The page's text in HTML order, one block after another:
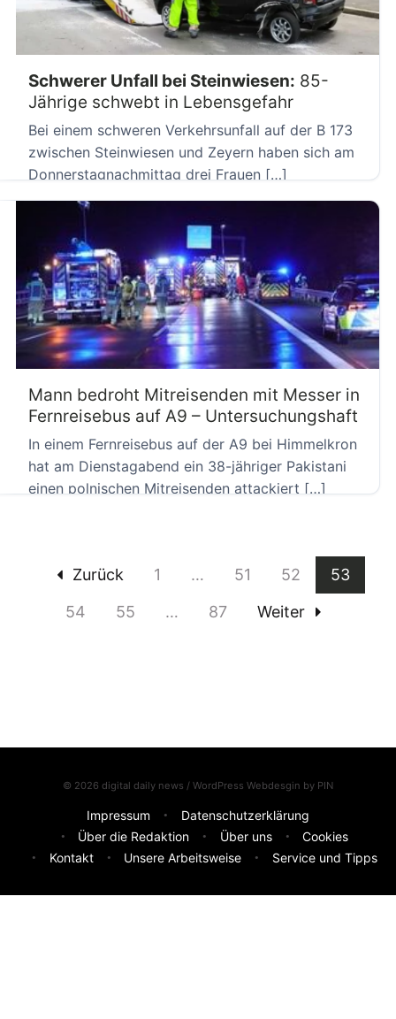
Schwerer Unfall bei Steinwiesen: 85-
Jährige schwebt in Lebensgefahr
Bei einem schweren Verkehrsunfall auf der B 173
zwischen Steinwiesen und Zeyern haben sich am
Donnerstagnachmittag drei Frauen […]
Mann bedroht Mitreisenden mit Messer in
Fernreisebus auf A9 – Untersuchungshaft
In einem Fernreisebus auf der A9 bei Himmelkron
hat am Dienstagabend ein 38-jähriger Pakistani
einen polnischen Mitreisenden attackiert […]
Zurück 1 … 51 52
53
54
55 … 87 Weiter
© 2026 digital daily news / WordPress Webdesgin by PIN
Impressum
Datenschutzerklärung
Über die Redaktion
Über uns
Cookies
Kontakt
Unsere Arbeitsweise Service und Tipps